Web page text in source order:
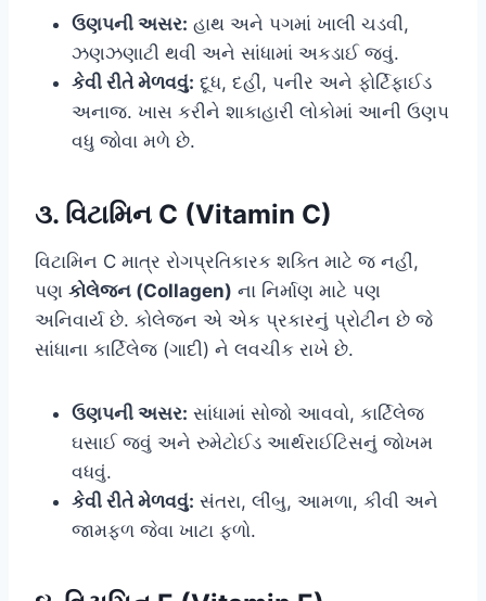
ઉણપની અસર: હાથ અને પગમાં ખાલી ચડવી,
ઝણઝણાટી થવી અને સાંધામાં અકડાઈ જવું.
કેવી રીતે મેળવવું: દૂધ, દહીં, પનીર અને ફોર્ટિફાઈડ
અનાજ. ખાસ કરીને શાકાહારી લોકોમાં આની ઉણપ
વધુ જોવા મળે છે.
૩. વિટામિન C (Vitamin C)
વિટામિન C માત્ર રોગપ્રતિકારક શક્તિ માટે જ નહીં,
પણ કોલેજન (Collagen) ના નિર્માણ માટે પણ
અનિવાર્ય છે. કોલેજન એ એક પ્રકારનું પ્રોટીન છે જે
સાંધાના કાર્ટિલેજ (ગાદી) ને લવચીક રાખે છે.
ઉણપની અસર: સાંધામાં સોજો આવવો, કાર્ટિલેજ
ઘસાઈ જવું અને રુમેટોઈડ આર્થરાઈટિસનું જોખમ
વધવું.
કેવી રીતે મેળવવું: સંતરા, લીંબુ, આમળા, કીવી અને
જામફળ જેવા ખાટા ફળો.